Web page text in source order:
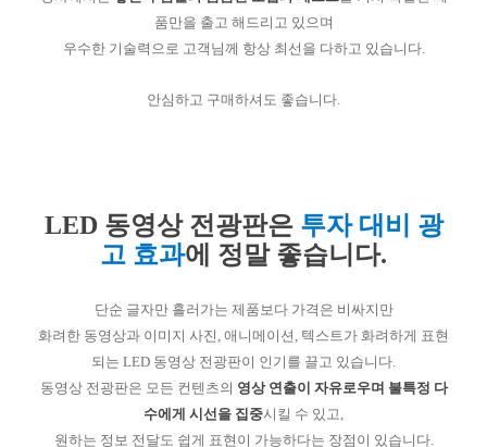
품만을 출고 해드리고 있으며
우수한 기술력으로 고객님께 항상 최선을 다하고 있습니다.
안심하고 구매하셔도 좋습니다.
LED 동영상 전광판은 투자 대비 광
고 효과에 정말 좋습니다.
단순 글자만 흘러가는 제품보다 가격은 비싸지만
화려한 동영상과 이미지 사진, 애니메이션, 텍스트가 화려하게 표현
되는 LED 동영상 전광판이 인기를 끌고 있습니다.
동영상 전광판은 모든 컨텐츠의 영상 연출이 자유로우며 불특정 다
수에게 시선을 집중시킬 수 있고,
원하는 정보 전달도 쉽게 표현이 가능하다는 장점이 있습니다.